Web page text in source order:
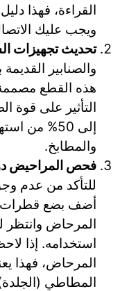
القراءة، فهذا
ويجب عليك
تحديث تجهيزات
والصنابير
هذه القطع مصممة
التأثير على قوة
إلى 50% من
والمطابخ.
فحص المراحيض
للتأكد من عدم
أضف بضع قطرات
استخدامه. إذا
المرحاض، فهذا
المطاطي